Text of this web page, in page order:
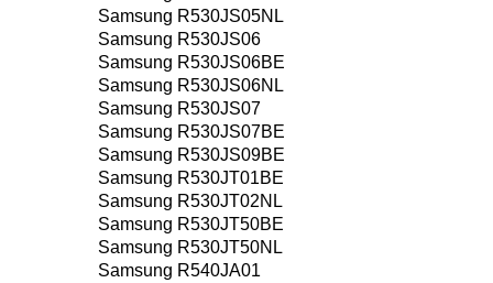
Samsung R530JS05NL
Samsung R530JS06
Samsung R530JS06BE
Samsung R530JS06NL
Samsung R530JS07
Samsung R530JS07BE
Samsung R530JS09BE
Samsung R530JT01BE
Samsung R530JT02NL
Samsung R530JT50BE
Samsung R530JT50NL
Samsung R540JA01